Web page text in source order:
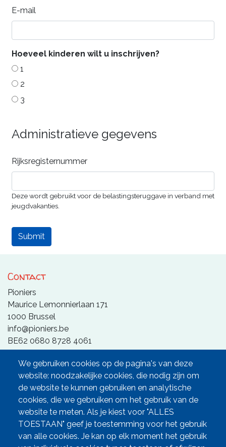
E-mail
Hoeveel kinderen wilt u inschrijven?
1
2
3
Administratieve gegevens
Rijksregisternummer
Deze wordt gebruikt voor de belastingsteruggave in verband met
jeugdvakanties.
Contact
Pioniers
Maurice Lemonnierlaan 171
1000 Brussel
info@pioniers.be
BE62 0680 8728 4061
Partners
De Pioniers is een initiatief van Geneeskunde Voor Het
Volk en de PVDA.
De Pioniers zijn verzekerd door www.dereymaeker-nv.be
We gebruiken cookies op de pagina's van deze
website: noodzakelijke cookies, die nodig zijn om
de website te kunnen gebruiken en analytische
cookies, die we gebruiken om het gebruik van de
website te meten. Als je kiest voor "ALLES
TOESTAAN" geef je toestemming voor het gebruik
van alle cookies. Je kan op elk moment het gebruik